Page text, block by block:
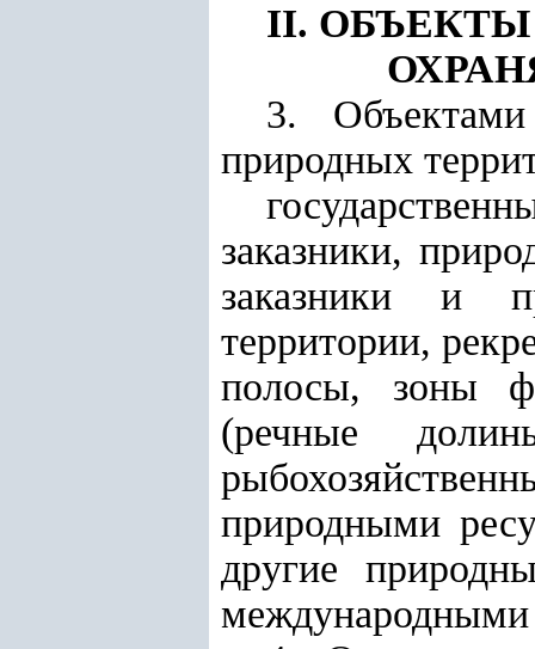
II.
3. Объектами
природных
заказники,
заказники и
территории,
полосы, зоны
(речные
природными
другие
международными